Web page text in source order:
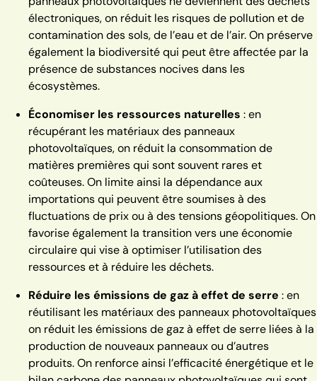
électroniques, on réduit les risques de pollution et de
contamination des sols, de l’eau et de l’air. On préserve
également la biodiversité qui peut être affectée par la
présence de substances nocives dans les
écosystèmes.
Économiser les ressources naturelles : en
récupérant les matériaux des panneaux
photovoltaïques, on réduit la consommation de
matières premières qui sont souvent rares et
coûteuses. On limite ainsi la dépendance aux
importations qui peuvent être soumises à des
fluctuations de prix ou à des tensions géopolitiques. On
favorise également la transition vers une économie
circulaire qui vise à optimiser l’utilisation des
ressources et à réduire les déchets.
Réduire les émissions de gaz à effet de serre : en
réutilisant les matériaux des panneaux photovoltaïques
on réduit les émissions de gaz à effet de serre liées à la
production de nouveaux panneaux ou d’autres
produits. On renforce ainsi l’efficacité énergétique et le